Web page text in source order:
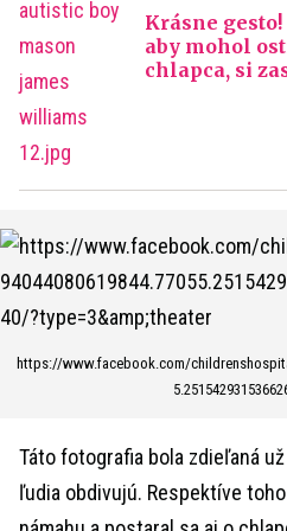
Krásne
aby mohol
chlapca, si
https://www.facebook.com/
Táto fotografia bola zdieľaná
ľudia obdivujú. Respektíve